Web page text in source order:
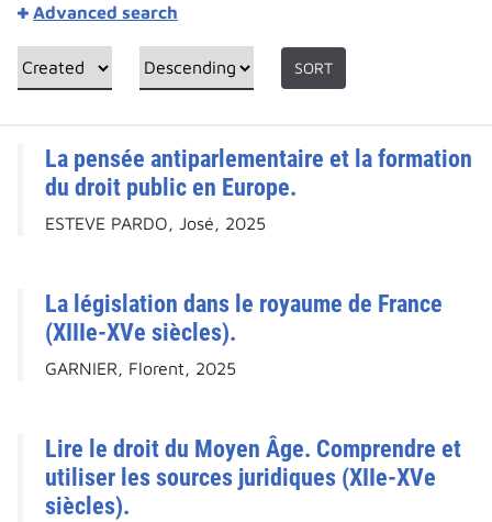
Advanced search
SORT
La pensée antiparlementaire et la formation
du droit public en Europe.
ESTEVE PARDO, José, 2025
La législation dans le royaume de France
(XIIIe-XVe siècles).
GARNIER, Florent, 2025
Lire le droit du Moyen Âge. Comprendre et
utiliser les sources juridiques (XIIe-XVe
siècles).